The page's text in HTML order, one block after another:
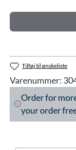
Tilføj til ønskeliste
Varenummer:
Order for
your order